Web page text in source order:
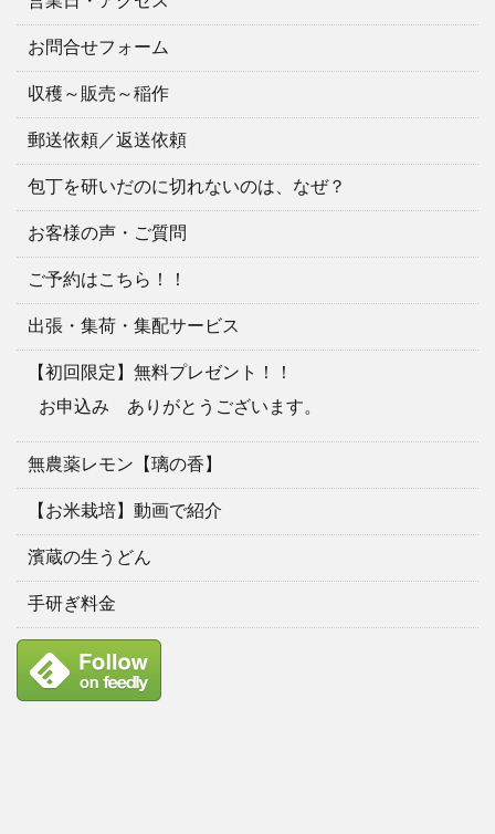
お問合せフォーム
収穫～販売～稲作
郵送依頼／返送依頼
包丁を研いだのに切れないのは、なぜ？
お客様の声・ご質問
ご予約はこちら！！
出張・集荷・集配サービス
【初回限定】無料プレゼント！！
お申込み ありがとうございます。
無農薬レモン【璃の香】
【お米栽培】動画で紹介
濱蔵の生うどん
手研ぎ料金